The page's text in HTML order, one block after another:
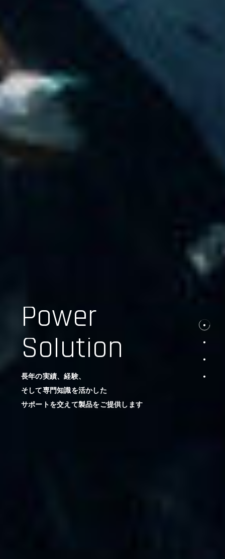
Power
Solution
長年の実績、経験、
そして専門知識を活かした
サポートを交えて製品をご提供します